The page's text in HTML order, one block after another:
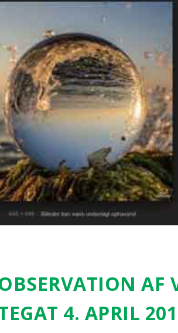
AF
4. APRIL